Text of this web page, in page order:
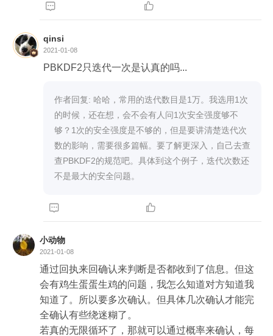
 
qinsi
2021-01-08
PBKDF2只迭代一次是认真的吗...
作者回复: 哈哈，常用的迭代数目是1万。我选用1次
的时候，还在想，会不会有人问1次安全强度够不
够？1次的安全强度是不够的，但是要讲清楚迭代次
数的影响，需要很多篇幅。要了解更深入，自己去查
查PBKDF2的规范吧。具体到这个例子，迭代次数还
不是最大的安全问题。
 
小动物
2021-01-08
通过回执来回确认来判断是否都收到了信息。但这
会有鸡生蛋蛋生鸡的问题，我怎么知道对方知道我
知道了。所以要多次确认。但具体几次确认才能完
全确认有些绕迷糊了。
若真的无限循环了，那就可以通过概率来确认，每